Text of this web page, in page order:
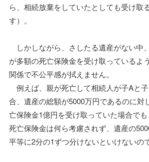
ら、相続放棄をしていたとしても受け取
す）。
しかしながら、さしたる遺産がない中
が多額の死亡保険金を受け取っているよ
関係で不公平感が拭えません。
例えば、親が死亡して相続人が子Aと
合、遺産の総額が5000万円であるのに対
亡保険金1億円を受け取っていた場合で
死亡保険金は何ら考慮されず、遺産の
平等に2分の1ずつ分けないといけないの